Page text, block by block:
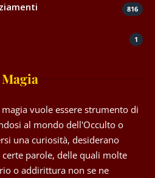
816
1
vuole essere strumento di
al mondo dell'Occulto o
una curiosità, desiderano
parole, delle quali molte
o addirittura non se ne